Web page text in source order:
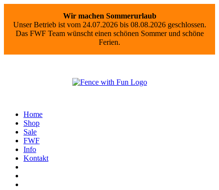
Wir machen Sommerurlaub
Unser Betrieb ist vom 24.07.2026 bis 08.08.2026 geschlossen.
Das FWF Team wünscht einen schönen Sommer und schöne
Ferien.
Home
Shop
Sale
FWF
Info
Kontakt